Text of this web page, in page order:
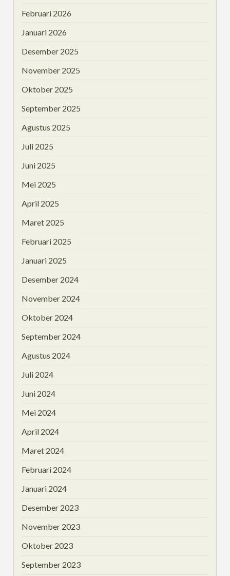
Februari 2026
Januari 2026
Desember 2025
November 2025
Oktober 2025
September 2025
Agustus 2025
Juli 2025
Juni 2025
Mei 2025
April 2025
Maret 2025
Februari 2025
Januari 2025
Desember 2024
November 2024
Oktober 2024
September 2024
Agustus 2024
Juli 2024
Juni 2024
Mei 2024
April 2024
Maret 2024
Februari 2024
Januari 2024
Desember 2023
November 2023
Oktober 2023
September 2023